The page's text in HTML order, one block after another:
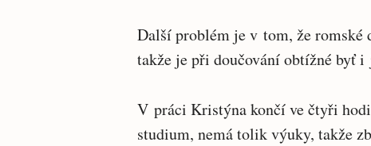
Další problém je v tom, že romské
takže je při doučování obtížné byť
V práci Kristýna končí ve čtyři
studium, nemá tolik výuky, takže